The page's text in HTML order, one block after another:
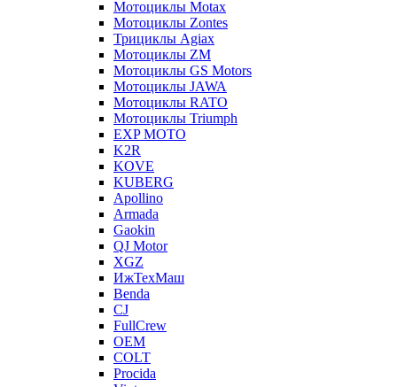
Мотоциклы Motax
Мотоциклы Zontes
Трициклы Agiax
Мотоциклы ZM
Мотоциклы GS Motors
Мотоциклы JAWA
Мотоциклы RATO
Мотоциклы Triumph
EXP MOTO
K2R
KOVE
KUBERG
Apollino
Armada
Gaokin
QJ Motor
XGZ
ИжТехМаш
Benda
CJ
FullCrew
OEM
COLT
Procida